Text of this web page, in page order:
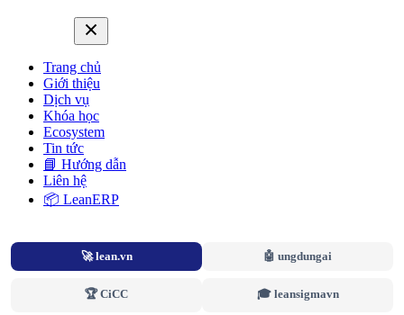
Trang chủ
Giới thiệu
Dịch vụ
Khóa học
Ecosystem
Tin tức
📘 Hướng dẫn
Liên hệ
📦 LeanERP
🚀 lean.vn 🤖 ungdungai
🏆 CiCC 🎓 leansigmavn